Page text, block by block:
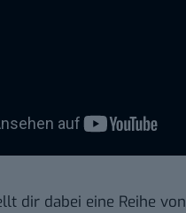
dir dabei eine Reihe von